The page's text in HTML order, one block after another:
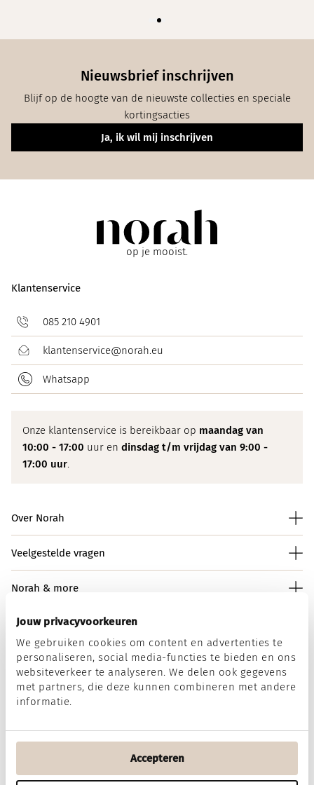
Jouw privacyvoorkeuren
We gebruiken cookies om content en advertenties te
personaliseren, social media-functies te bieden en ons
websiteverkeer te analyseren. We delen ook gegevens
met partners, die deze kunnen combineren met andere
informatie.
Accepteren
Nieuwsbrief inschrijven
Blijf op de hoogte van de nieuwste collecties en speciale
kortingsacties
Ja, ik wil mij inschrijven
op je mooist.
Klantenservice
085 210 4901
klantenservice@norah.eu
Whatsapp
Onze klantenservice is bereikbaar op maandag van
10:00 - 17:00 uur en dinsdag t/m vrijdag van 9:00 -
17:00 uur.
Over Norah
Veelgestelde vragen
Norah & more
Norah op social media